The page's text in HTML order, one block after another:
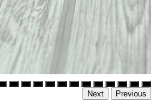
Previous
Next